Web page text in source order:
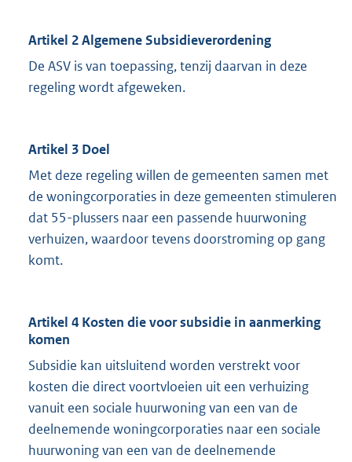
Artikel 2 Algemene Subsidieverordening
De ASV is van toepassing, tenzij daarvan in deze
regeling wordt afgeweken.
Artikel 3 Doel
Met deze regeling willen de gemeenten samen met
de woningcorporaties in deze gemeenten stimuleren
dat 55-plussers naar een passende huurwoning
verhuizen, waardoor tevens doorstroming op gang
komt.
Artikel 4 Kosten die voor subsidie in aanmerking
komen
Subsidie kan uitsluitend worden verstrekt voor
kosten die direct voortvloeien uit een verhuizing
vanuit een sociale huurwoning van een van de
deelnemende woningcorporaties naar een sociale
huurwoning van een van de deelnemende